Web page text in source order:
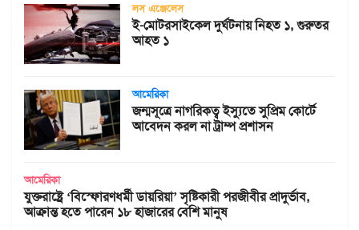
লস এঞ্জেলেস
ই-মোটরসাইকেল দুর্ঘটনায় নিহত ১, গুরুতর
আহত ১
আমেরিকা
জন্মসূত্রে নাগরিকত্ব ইস্যুতে সুপ্রিম কোর্টে
আবেদন করল না ট্রাম্প প্রশাসন
আমেরিকা
যুক্তরাষ্ট্রে ‘বিস্ফোরণধর্মী ডায়রিয়া’ সৃষ্টিকারী পরজীবীর প্রাদুর্ভাব,
আক্রান্ত হতে পারেন ১৮ হাজারের বেশি মানুষ